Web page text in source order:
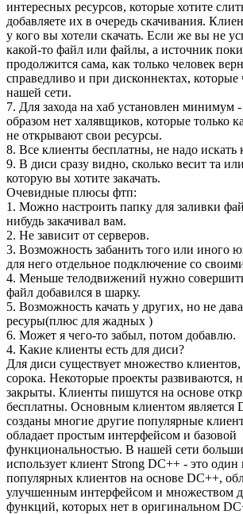
интересных ресурсов, которые хотите
добавляете их в очередь скачивания.
у кого вы хотели скачать. Если же вы не
какой-то файл или файлы, а источник
продолжится сама, как только человек
справедливо и при дисконнектах, которые
нашей сети.
7. Для захода на хаб установлен минимум
образом нет халявщиков, которые только
не открывают свои ресурсы.
8. Все клиенты бесплатны, не надо искать
9. В диси сразу видно, сколько весит та
которую вы хотите закачать.
Очевидные плюсы фтп:
1. Можно настроить папку для заливки
нибудь закачивал вам.
2. Не зависит от серверов.
3. Возможность забанить того или иного
для него отдельное подключение со
4. Меньше телодвижений нужно
файл добавился в шарку.
5. Возможность качать у других, но не
ресуры(плюс для жадных )
6. Может я чего-то забыл, потом добавлю.
4. Какие клиенты есть для диси?
Для диси существует множество клиентов,
сорока. Некоторые проекты развиваются,
закрыты. Клиенты пишутся на основе
бесплатны. Основным клиентом является
созданы многие другие популярные
обладает простым интерфейсом и базовой
функциональностью. В нашей сети
использует клиент Strong DC++ - это один
популярных клиентов на основе DC++,
улучшенным интерфейсом и множеством
функций, которых нет в оригинальном